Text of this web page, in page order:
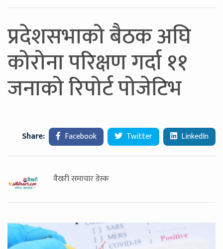
प्रदेशसभाको बैठक अघि
कोरोना परिक्षण गर्दा ११
जनाको रिपोर्ट पोजेटिभ
Share: Facebook Twitter LinkedIn
वैखरी समाचार डेस्क